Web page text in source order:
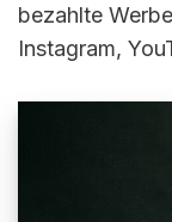
bezahlte
Instagram,